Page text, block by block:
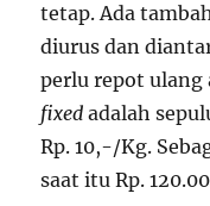
tetap. Ada
diurus dan
perlu repot
fixed adalah
Rp. 10,-/Kg.
saat itu Rp.